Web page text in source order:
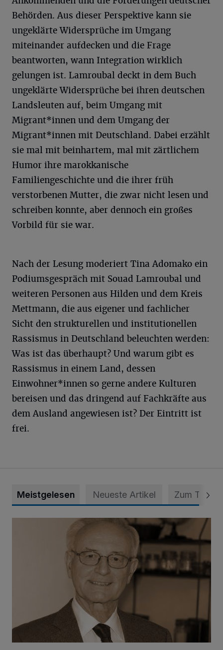
Behörden. Aus dieser Perspektive kann sie
ungeklärte Widersprüche im Umgang
miteinander aufdecken und die Frage
beantworten, wann Integration wirklich
gelungen ist. Lamroubal deckt in dem Buch
ungeklärte Widersprüche bei ihren deutschen
Landsleuten auf, beim Umgang mit
Migrant*innen und dem Umgang der
Migrant*innen mit Deutschland. Dabei erzählt
sie mal mit beinhartem, mal mit zärtlichem
Humor ihre marokkanische
Familiengeschichte und die ihrer früh
verstorbenen Mutter, die zwar nicht lesen und
schreiben konnte, aber dennoch ein großes
Vorbild für sie war.
Nach der Lesung moderiert Tina Adomako ein
Podiumsgespräch mit Souad Lamroubal und
weiteren Personen aus Hilden und dem Kreis
Mettmann, die aus eigener und fachlicher
Sicht den strukturellen und institutionellen
Rassismus in Deutschland beleuchten werden:
Was ist das überhaupt? Und warum gibt es
Rassismus in einem Land, dessen
Einwohner*innen so gerne andere Kulturen
bereisen und das dringend auf Fachkräfte aus
dem Ausland angewiesen ist? Der Eintritt ist
frei.
Meistgelesen Neueste Artikel Zum Thema
SPD trauert um Klaus Hänsch